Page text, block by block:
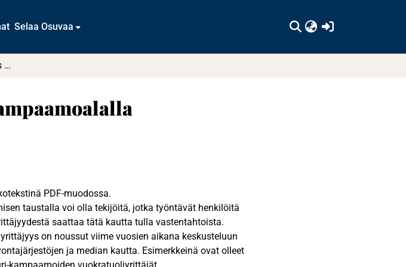
Selaa Osuvaa
Vastentahtoinen yrittäjyys parturi-kampaamoalalla
PDF-muodossa.
taustalla voi olla tekijöitä, jotka työntävät henkilöitä
saattaa tätä kautta tulla vastentahtoista.
on noussut viime vuosien aikana keskusteluun
ja median kautta. Esimerkkeinä ovat olleet